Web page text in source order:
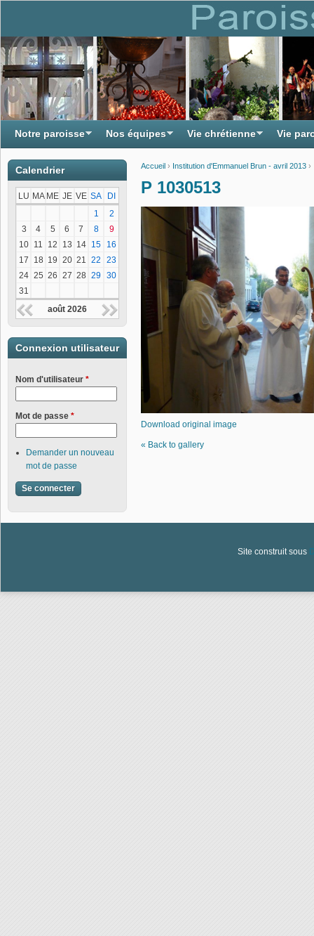
Accueil › Institution d'Emmanuel Brun - avril 2013 ›
P 1030513
Download original image
« Back to gallery
Notre paroisse Nos équipes Vie chrétienne Vie
Calendrier
LU MA ME JE VE SA
DI
1
2
3
4 5 6 7 8
9
10 11 12 13 14 15
16
17
18 19 20 21 22
23
24 25 26 27 28 29 30
31
août 2026
Connexion utilisateur
Nom d'utilisateur *
Mot de passe *
Demander un nouveau
mot de passe
Site construit sous